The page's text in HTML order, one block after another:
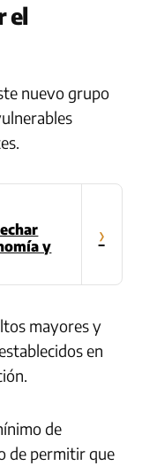
el
nuevo grupo
y
›
mayores y
en
de
de permitir que